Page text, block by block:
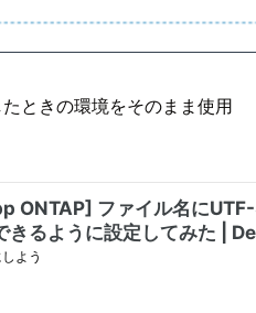
ときの環境をそのまま使用